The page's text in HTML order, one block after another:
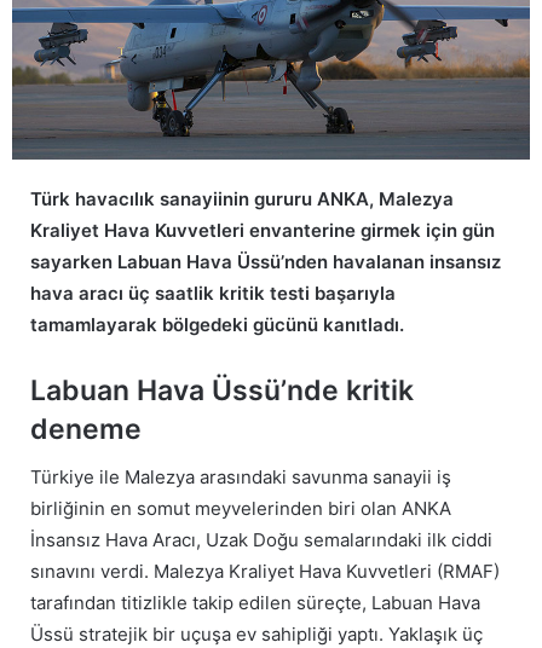
Türk havacılık sanayiinin gururu ANKA, Malezya
Kraliyet Hava Kuvvetleri envanterine girmek için gün
sayarken Labuan Hava Üssü’nden havalanan insansız
hava aracı üç saatlik kritik testi başarıyla
tamamlayarak bölgedeki gücünü kanıtladı.
Labuan Hava Üssü’nde kritik
deneme
Türkiye ile Malezya arasındaki savunma sanayii iş
birliğinin en somut meyvelerinden biri olan ANKA
İnsansız Hava Aracı, Uzak Doğu semalarındaki ilk ciddi
sınavını verdi. Malezya Kraliyet Hava Kuvvetleri (RMAF)
tarafından titizlikle takip edilen süreçte, Labuan Hava
Üssü stratejik bir uçuşa ev sahipliği yaptı. Yaklaşık üç